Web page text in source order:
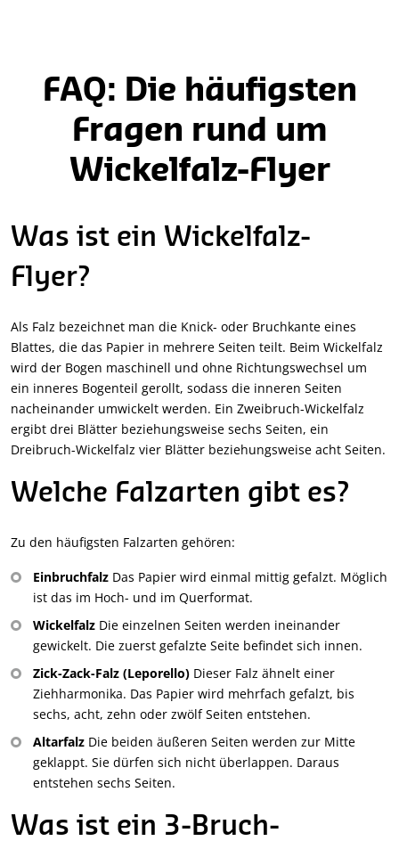
FAQ: Die häufigsten
Fragen rund um
Wickelfalz-Flyer
Was ist ein Wickelfalz-
Flyer?
Als Falz bezeichnet man die Knick- oder Bruchkante eines
Blattes, die das Papier in mehrere Seiten teilt. Beim Wickelfalz
wird der Bogen maschinell und ohne Richtungswechsel um
ein inneres Bogenteil gerollt, sodass die inneren Seiten
nacheinander umwickelt werden. Ein Zweibruch-Wickelfalz
ergibt drei Blätter beziehungsweise sechs Seiten, ein
Dreibruch-Wickelfalz vier Blätter beziehungsweise acht Seiten.
Welche Falzarten gibt es?
Zu den häufigsten Falzarten gehören:
Einbruchfalz Das Papier wird einmal mittig gefalzt. Möglich
ist das im Hoch- und im Querformat.
Wickelfalz Die einzelnen Seiten werden ineinander
gewickelt. Die zuerst gefalzte Seite befindet sich innen.
Zick-Zack-Falz (Leporello) Dieser Falz ähnelt einer
Ziehharmonika. Das Papier wird mehrfach gefalzt, bis
sechs, acht, zehn oder zwölf Seiten entstehen.
Altarfalz Die beiden äußeren Seiten werden zur Mitte
geklappt. Sie dürfen sich nicht überlappen. Daraus
entstehen sechs Seiten.
Was ist ein 3-Bruch-